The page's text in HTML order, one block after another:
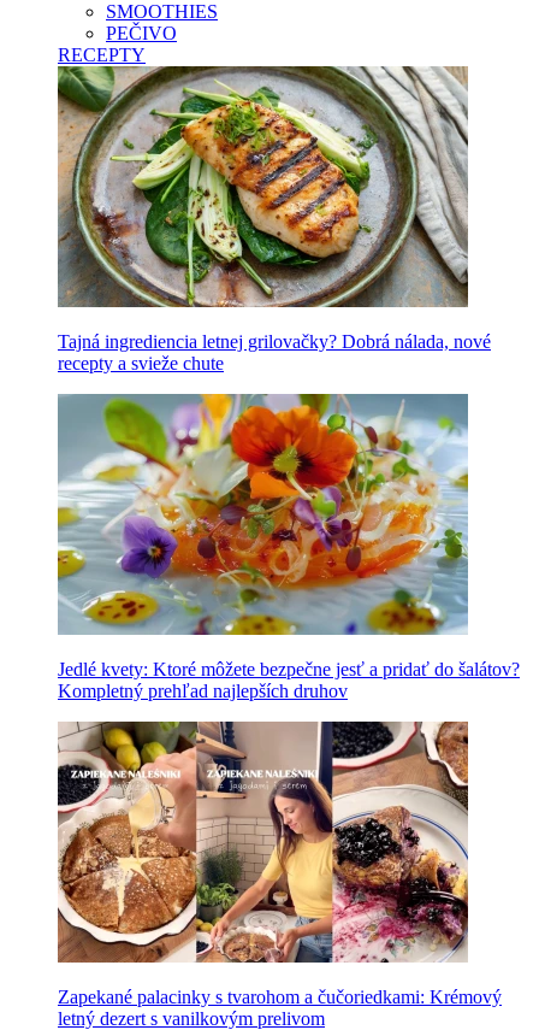
SMOOTHIES
PEČIVO
RECEPTY
Tajná ingrediencia letnej grilovačky? Dobrá nálada, nové
recepty a svieže chute
Jedlé kvety: Ktoré môžete bezpečne jesť a pridať do šalátov?
Kompletný prehľad najlepších druhov
Zapekané palacinky s tvarohom a čučoriedkami: Krémový
letný dezert s vanilkovým prelivom